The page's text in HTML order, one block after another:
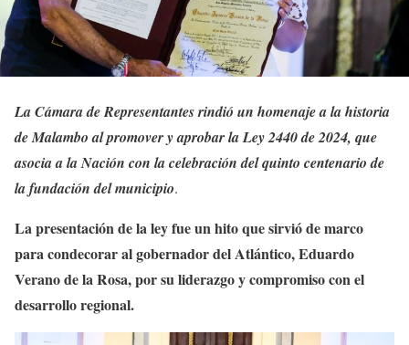
La Cámara de Representantes rindió un homenaje a la historia
de Malambo al promover y aprobar la Ley 2440 de 2024, que
asocia a la Nación con la celebración del quinto centenario de
la fundación del municipio.
La presentación de la ley fue un hito que sirvió de marco
para condecorar al gobernador del Atlántico, Eduardo
Verano de la Rosa, por su liderazgo y compromiso con el
desarrollo regional.